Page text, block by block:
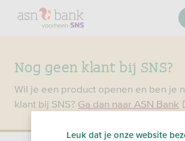
Nog geen klant bij SNS?
Wil je een product openen en ben je
klant bij SNS? Ga dan naar ASN Bank
Leuk dat je onze website